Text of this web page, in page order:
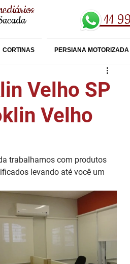
11
CORTINAS PERSIANA MOTORIZADA
Velho SP
Velho
trabalhamos com produtos
levando até você um